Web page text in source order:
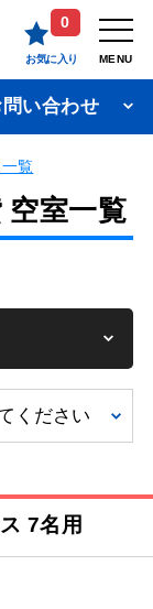
0
お気に入り MENU
問い合わせ
覧
空室一覧
7名用